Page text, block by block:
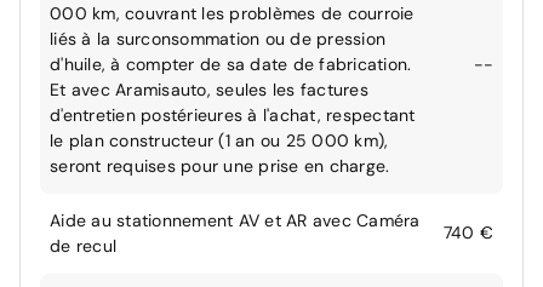
000 km, couvrant les problèmes de courroie
liés à la surconsommation ou de pression
d'huile, à compter de sa date de fabrication.
Et avec Aramisauto, seules les factures
d'entretien postérieures à l'achat, respectant
le plan constructeur (1 an ou 25 000 km),
seront requises pour une prise en charge.
--
Aide au stationnement AV et AR avec Caméra
de recul
740 €